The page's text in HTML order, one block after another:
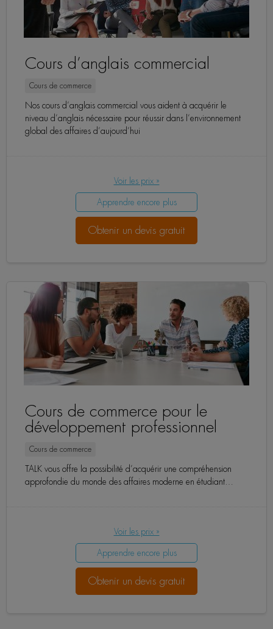
Cours d’anglais commercial
Cours de commerce
Nos cours d’anglais commercial vous aident à acquérir le
niveau d’anglais nécessaire pour réussir dans l’environnement
global des affaires d’aujourd’hui
Voir les prix »
Apprendre encore plus
Obtenir un devis gratuit
Cours de commerce pour le
développement professionnel
Cours de commerce
TALK vous offre la possibilité d’acquérir une compréhension
approfondie du monde des affaires moderne en étudiant…
Voir les prix »
Apprendre encore plus
Obtenir un devis gratuit